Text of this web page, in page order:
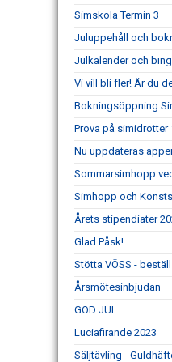
Simskola Termin 3
Juluppehåll och
Julkalender och
Vi vill bli fler! Är du
Bokningsöppning
Prova på simidrotter
Nu uppdateras
Sommarsimhopp
Simhopp och
Årets stipendiater
Glad Påsk!
Stötta VÖSS -
Årsmötesinbjudan
GOD JUL
Luciafirande 2023
Säljtävling -